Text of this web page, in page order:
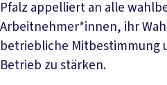
Pfalz appelliert an alle
Arbeitnehmer*innen, ihr
betriebliche Mitbestimmung
Betrieb zu stärken.